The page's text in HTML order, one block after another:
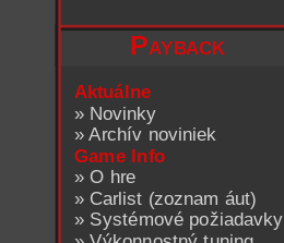
Payback
Aktuálne
» Novinky
»Archív noviniek
Game Info
»O hre
» Carlist (zoznam áut)
» Systémové požiadavky